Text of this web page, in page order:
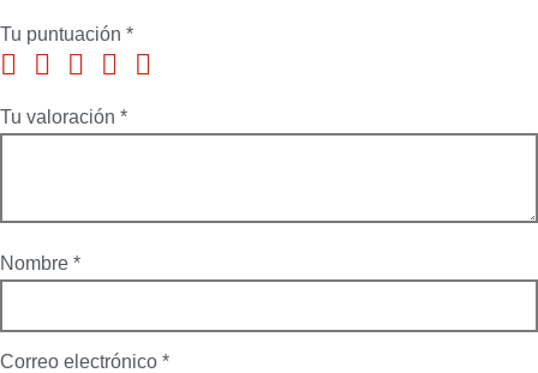
Tu puntuación *
Tu valoración *
Nombre *
Correo electrónico *